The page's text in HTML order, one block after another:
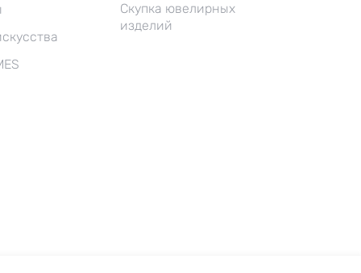
Скупка ювелирных
изделий